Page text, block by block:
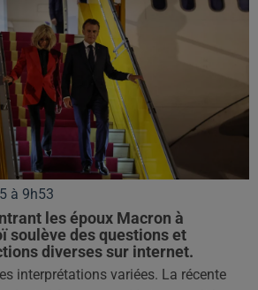
à 9h53
les époux Macron à
soulève des questions et
diverses sur internet.
interprétations variées. La récente